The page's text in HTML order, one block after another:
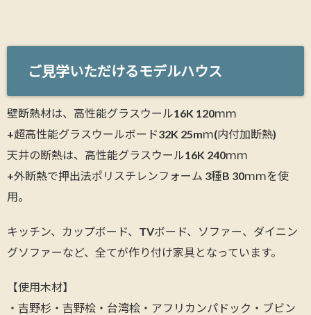
ご見学いただけるモデルハウス
壁断熱材は、高性能グラスウール16K 120ｍｍ
+超高性能グラスウールボード32K 25mｍ(内付加断熱)
天井の断熱は、高性能グラスウール16K 240ｍｍ
+外断熱で押出法ポリスチレンフォーム 3種B 30ｍｍを使
用。
キッチン、カップボード、TVボード、ソファー、ダイニン
グソファーなど、全てが作り付け家具となっています。
【使用木材】
・吉野杉・吉野桧・台湾桧・アフリカンパドック・ブビン